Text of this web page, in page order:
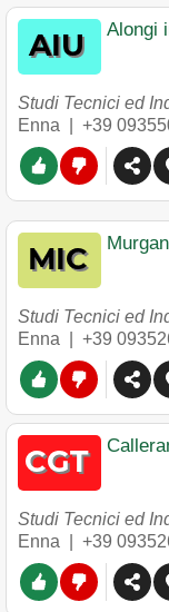
Alongi
Studi Tecnici ed
Enna
+39
Studi Tecnici ed
Enna
+39
Studi Tecnici ed
Enna
+39